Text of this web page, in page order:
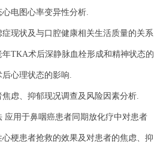
电图心率变异性分析.
现状及与口腔健康相关生活质量的关系
TKA术后深静脉血栓形成和精神状态的
心理状态的影响.
虑、抑郁现况调查及风险因素分析.
应用于鼻咽癌患者同期放化疗中对患者
梗患者抢救的效果及对患者的焦虑、抑